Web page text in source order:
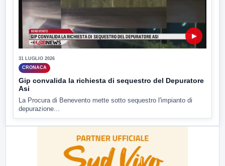
▶
31 LUGLIO 2026
CRONACA
Gip convalida la richiesta di sequestro del Depuratore
Asi
La Procura di Benevento mette sotto sequestro l'impianto di
depurazione...